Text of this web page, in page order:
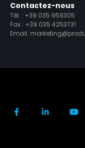
Contactez-nous
Tél. : +39 035 959305
Fax.: +39 035 4253731
Email: